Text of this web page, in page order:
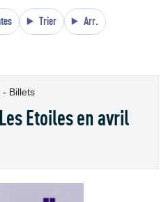
Trier Arr.
- Billets
Etoiles en avril